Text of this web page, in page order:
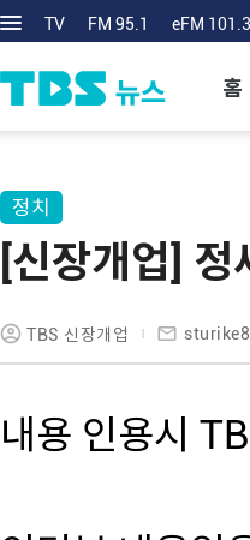
TV FM 95.1 eFM 101.3
홈
정치
[신장개업]
TBS 신장개업
내용 인용시